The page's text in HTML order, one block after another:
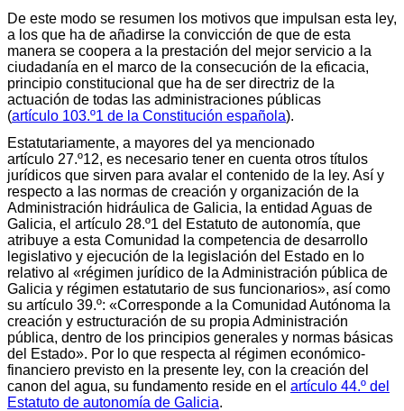
De este modo se resumen los motivos que impulsan esta ley,
a los que ha de añadirse la convicción de que de esta
manera se coopera a la prestación del mejor servicio a la
ciudadanía en el marco de la consecución de la eficacia,
principio constitucional que ha de ser directriz de la
actuación de todas las administraciones públicas
(artículo 103.º1 de la Constitución española).
Estatutariamente, a mayores del ya mencionado
artículo 27.º12, es necesario tener en cuenta otros títulos
jurídicos que sirven para avalar el contenido de la ley. Así y
respecto a las normas de creación y organización de la
Administración hidráulica de Galicia, la entidad Aguas de
Galicia, el artículo 28.º1 del Estatuto de autonomía, que
atribuye a esta Comunidad la competencia de desarrollo
legislativo y ejecución de la legislación del Estado en lo
relativo al «régimen jurídico de la Administración pública de
Galicia y régimen estatutario de sus funcionarios», así como
su artículo 39.º: «Corresponde a la Comunidad Autónoma la
creación y estructuración de su propia Administración
pública, dentro de los principios generales y normas básicas
del Estado». Por lo que respecta al régimen económico-
financiero previsto en la presente ley, con la creación del
canon del agua, su fundamento reside en el artículo 44.º del
Estatuto de autonomía de Galicia.